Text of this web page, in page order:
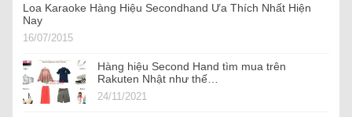
Loa Karaoke Hàng Hiệu Secondhand Ưa Thích Nhất Hiện
Nay
16/07/2015
Hàng hiệu Second Hand tìm mua trên
Rakuten Nhật như thế…
24/11/2021